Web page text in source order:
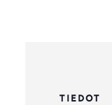
TIEDOT